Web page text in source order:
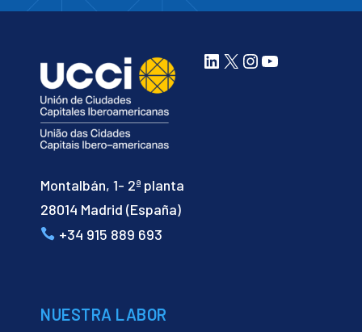
Montalbán, 1- 2ª planta
28014 Madrid (España)
+34 915 889 693
LinkedIn
X Instagram
YouTube
NUESTRA LABOR